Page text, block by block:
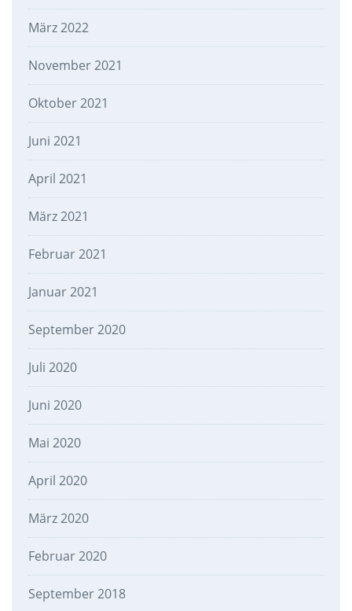
März 2022
November 2021
Oktober 2021
Juni 2021
April 2021
März 2021
Februar 2021
Januar 2021
September 2020
Juli 2020
Juni 2020
Mai 2020
April 2020
März 2020
Februar 2020
September 2018